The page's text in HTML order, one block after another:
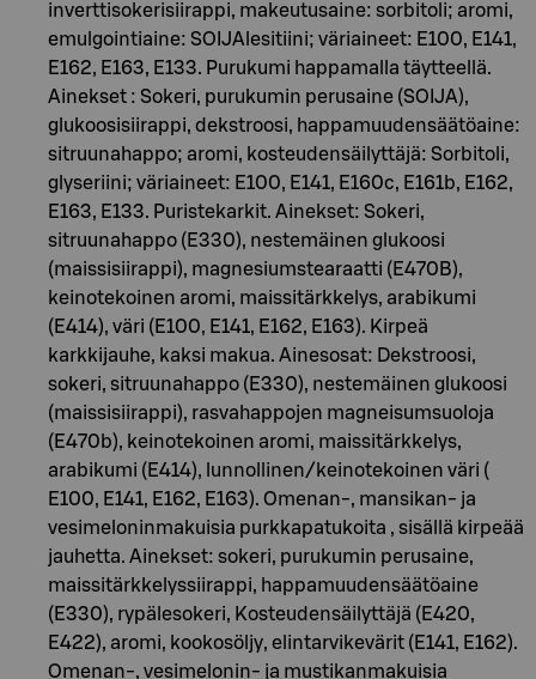
inverttisokerisiirappi, makeutusaine: sorbitoli; aromi,
emulgointiaine: SOIJAlesitiini; väriaineet: E100, E141,
E162, E163, E133. Purukumi happamalla täytteellä.
Ainekset : Sokeri, purukumin perusaine (SOIJA),
glukoosisiirappi, dekstroosi, happamuudensäätöaine:
sitruunahappo; aromi, kosteudensäilyttäjä: Sorbitoli,
glyseriini; väriaineet: E100, E141, E160c, E161b, E162,
E163, E133. Puristekarkit. Ainekset: Sokeri,
sitruunahappo (E330), nestemäinen glukoosi
(maissisiirappi), magnesiumstearaatti (E470B),
keinotekoinen aromi, maissitärkkelys, arabikumi
(E414), väri (E100, E141, E162, E163). Kirpeä
karkkijauhe, kaksi makua. Ainesosat: Dekstroosi,
sokeri, sitruunahappo (E330), nestemäinen glukoosi
(maissisiirappi), rasvahappojen magneisumsuoloja
(E470b), keinotekoinen aromi, maissitärkkelys,
arabikumi (E414), lunnollinen/keinotekoinen väri (
E100, E141, E162, E163). Omenan-, mansikan- ja
vesimeloninmakuisia purkkapatukoita , sisällä kirpeää
jauhetta. Ainekset: sokeri, purukumin perusaine,
maissitärkkelyssiirappi, happamuudensäätöaine
(E330), rypälesokeri, Kosteudensäilyttäjä (E420,
E422), aromi, kookosöljy, elintarvikevärit (E141, E162).
Omenan-, vesimelonin- ja mustikanmakuisia